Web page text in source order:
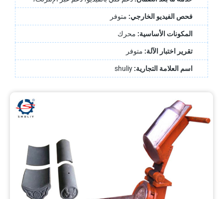
فحص الفيديو الخارجي: متوفر
المكونات الأساسية: محرك
تقرير اختبار الآلة: متوفر
اسم العلامة التجارية: shuliy